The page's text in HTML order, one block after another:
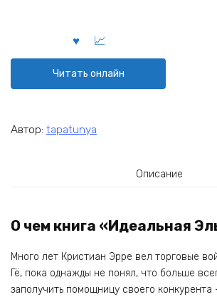
Читать онлайн
Автор: tapatunya
Описание
О чем книга «Идеальная
Много лет Кристиан Эрре вел торговые
Гё, пока однажды не понял, что больше
заполучить помощницу своего